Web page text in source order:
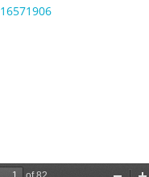
16571906